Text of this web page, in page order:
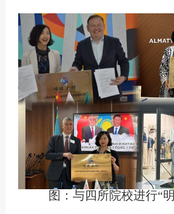
图：与四所院校进行“